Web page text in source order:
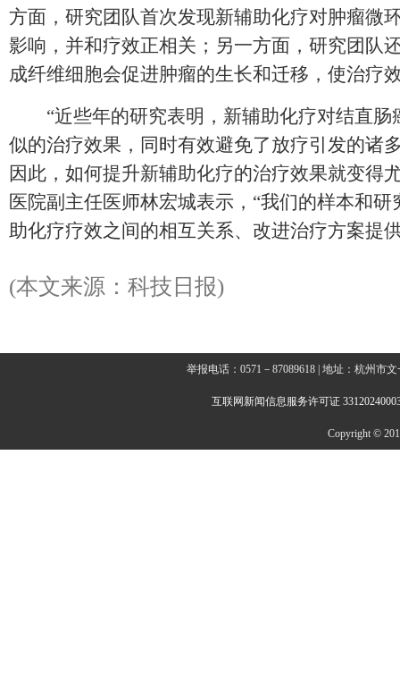
方面，研究团队首次发现新辅助化疗对肿瘤微
影响，并和疗效正相关；另一方面，研究团队
成纤维细胞会促进肿瘤的生长和迁移，使治疗
“近些年的研究表明，新辅助化疗对结直肠
似的治疗效果，同时有效避免了放疗引发的诸
因此，如何提升新辅助化疗的治疗效果就变得
医院副主任医师林宏城表示，“我们的样本和
助化疗疗效之间的相互关系、改进治疗方案提
(本文来源：科技日报)
举报电话：0571－87089618 | 地址：杭州市
互联网新闻信息服务许可证
Copyright ©